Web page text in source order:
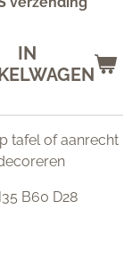
IN
tafel of aanrecht
B60 D28